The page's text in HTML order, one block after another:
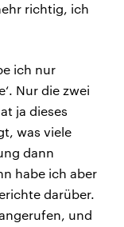
richtig, ich
ich nur
Nur die zwei
ja dieses
was viele
dann
habe ich aber
darüber.
und